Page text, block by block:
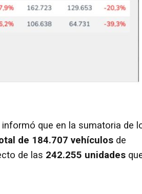
informó que en la sumatoria de
de 184.707 vehículos de
de las 242.255 unidades